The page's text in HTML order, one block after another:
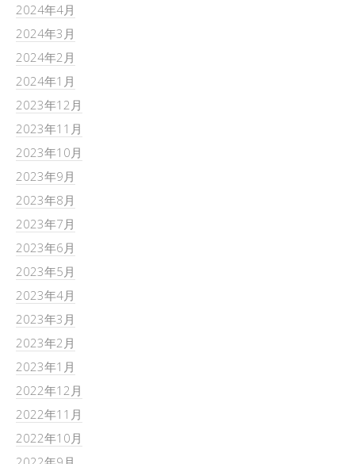
2024年4月
2024年3月
2024年2月
2024年1月
2023年12月
2023年11月
2023年10月
2023年9月
2023年8月
2023年7月
2023年6月
2023年5月
2023年4月
2023年3月
2023年2月
2023年1月
2022年12月
2022年11月
2022年10月